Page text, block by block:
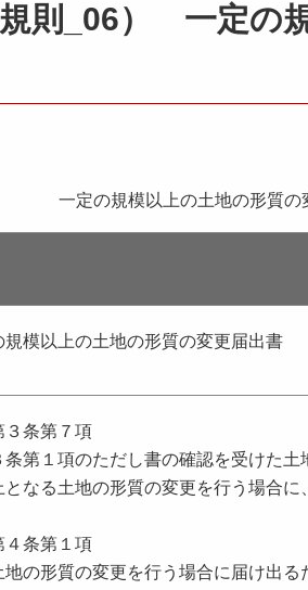
則_06） 一定の
一定の規模以上の土地の形質の
規模以上の土地の形質の変更届出書
３条第７項
条第１項のただし書の確認を受けた
となる土地の形質の変更を行う場合に
４条第１項
地の形質の変更を行う場合に届け出る